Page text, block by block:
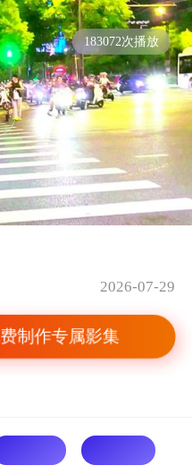
183072次播放
2026-07-29
制作专属影集